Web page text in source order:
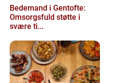
Bedemand i Gentofte:
Omsorgsfuld støtte i
svære ti...